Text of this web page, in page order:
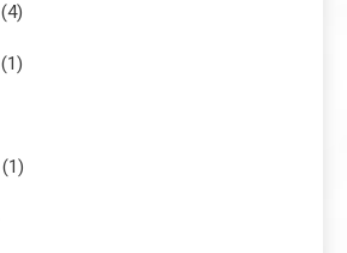
(4)
(1)
(1)